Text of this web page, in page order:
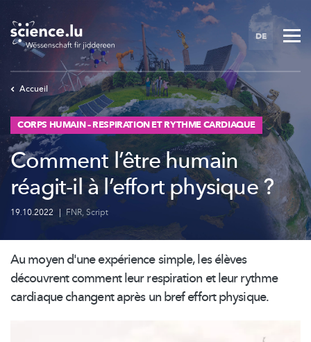
to
main
content
DE
Accueil
CORPS HUMAIN – RESPIRATION ET RYTHME CARDIAQUE
Comment l’être humain
réagit-il à l’effort physique ?
19.10.2022 | FNR, Script
Au moyen d'une expérience simple, les élèves
découvrent comment leur respiration et leur rythme
cardiaque changent après un bref effort physique.